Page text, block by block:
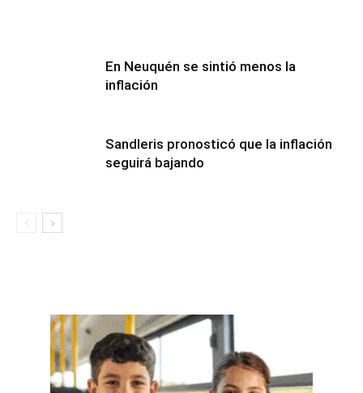
En Neuquén se sintió menos la
inflación
Sandleris pronosticó que la inflación
seguirá bajando